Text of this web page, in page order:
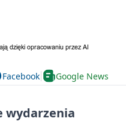
Facebook Google News
wydarzenia